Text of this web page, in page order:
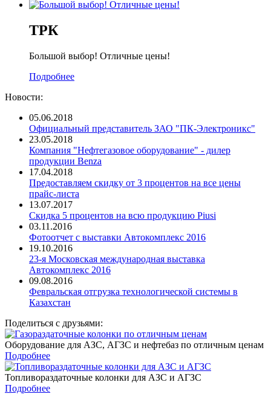
ТРК
Большой выбор! Отличные цены!
Подробнее
Новости:
05.06.2018
Официальный представитель ЗАО "ПК-Электроникс"
23.05.2018
Компания "Нефтегазовое оборудование" - дилер
продукции Benza
17.04.2018
Предоставляем скидку от 3 процентов на все цены
прайс-листа
13.07.2017
Скидка 5 процентов на всю продукцию Piusi
03.11.2016
Фотоотчет с выставки Автокомплекс 2016
19.10.2016
23-я Московская международная выставка
Автокомплекс 2016
09.08.2016
Февральская отгрузка технологической системы в
Казахстан
Поделиться с друзьями:
Оборудование для АЗС, АГЗС и нефтебаз по отличным ценам
Подробнее
Топливораздаточные колонки для АЗС и АГЗС
Подробнее